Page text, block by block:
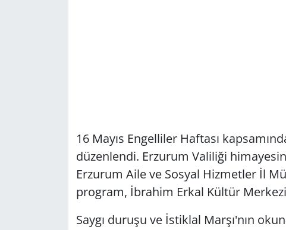
16 Mayıs Engelliler Haftası
düzenlendi. Erzurum Valiliği
Erzurum Aile ve Sosyal Hizmetler İl
program, İbrahim Erkal Kültür
Saygı duruşu ve İstiklal Marşı'nın